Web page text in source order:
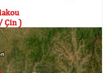
Çin )